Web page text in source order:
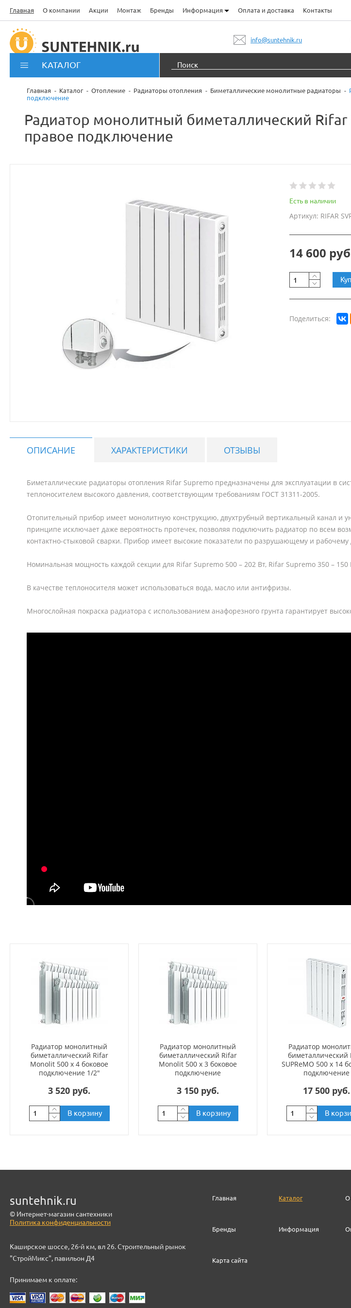
Главная О компании Акции Монтаж Бренды Информация Оплата и доставка Контакты
info@suntehnik.ru
КАТАЛОГ
Главная Каталог Отопление Радиаторы отопления Биметаллические монолитные радиаторы
подключение
Радиатор монолитный биметаллический Rifar
правое подключение
Есть в наличии
Артикул: RIFAR
14 600
Поделиться:
ОПИСАНИЕ ХАРАКТЕРИСТИКИ ОТЗЫВЫ
Биметаллические радиаторы отопления Rifar Supremo предназначены для эксплуатации в
теплоносителем высокого давления, соответствующим требованиям ГОСТ 31311-2005.
Отопительный прибор имеет монолитную конструкцию, двухтрубный вертикальный канал и
принципе исключает даже вероятность протечек, позволяя подключить радиатор по всем
контактно-стыковой сварки. Прибор имеет высокие показатели по разрушающему и рабочему
Номинальная мощность каждой секции для Rifar Supremo 500 – 202 Вт, Rifar Supremo 350 – 150
В качестве теплоносителя может использоваться вода, масло или антифризы.
Многослойная покраска радиатора с использованием анафорезного грунта гарантирует
Радиатор монолитный
биметаллический Rifar
Monolit 500 x 4 боковое
подключение 1/2"
3 520 руб.
В корзину
Радиатор монолитный
биметаллический Rifar
Monolit 500 x 3 боковое
подключение
3 150 руб.
В корзину
Радиатор
биметаллический
SUPReMO 500 x 14
подключение
17 500 руб.
В
suntehnik.ru
© Интернет-магазин сантехники
Политика конфиденциальности
Каширское шоссе, 26-й км, вл 26. Строительный рынок
"СтройМикс", павильон Д4
Принимаем к оплате:
Главная Каталог О
Бренды Информация
Карта сайта